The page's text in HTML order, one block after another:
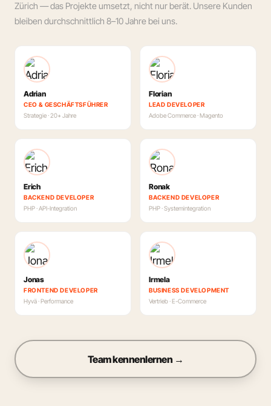
Zürich — das Projekte umsetzt, nicht nur berät. Unsere Kunden
bleiben durchschnittlich 8–10 Jahre bei uns.
Adrian
CEO & GESCHÄFTSFÜHRER
Strategie · 20+ Jahre
Florian
LEAD DEVELOPER
Adobe Commerce · Magento
Erich
BACKEND DEVELOPER
PHP · API-Integration
Ronak
BACKEND DEVELOPER
PHP · Systemintegration
Jonas
FRONTEND DEVELOPER
Hyvä · Performance
Irmela
BUSINESS DEVELOPMENT
Vertrieb · E-Commerce
Team kennenlernen →